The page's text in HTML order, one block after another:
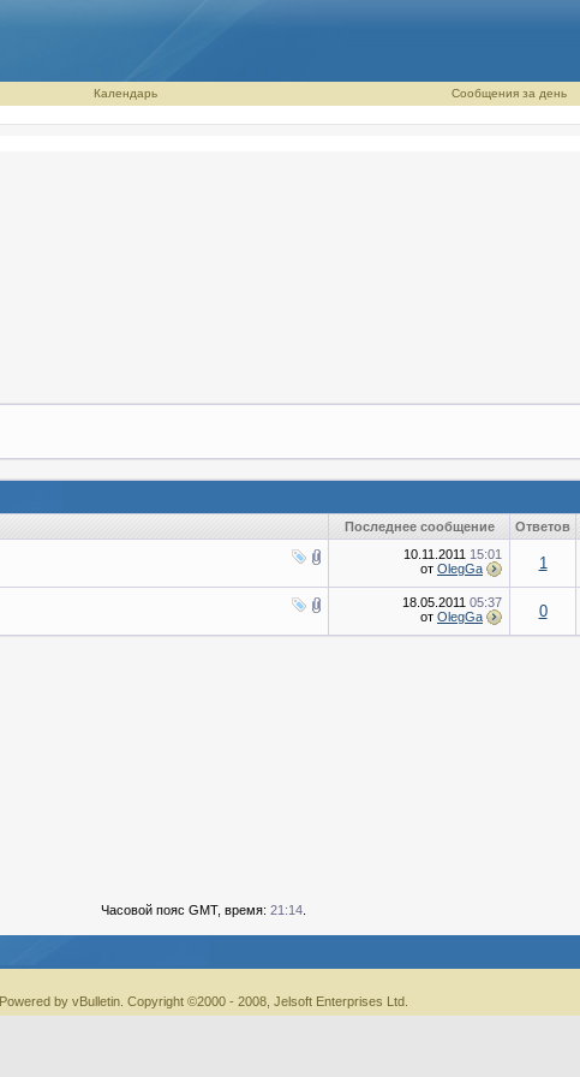
Календарь Сообщения за день
Последнее сообщение Ответов
10.11.2011 15:01
от OlegGa 1
18.05.2011 05:37
от OlegGa 0
Часовой пояс GMT, время: 21:14
Powered by vBulletin. Copyright ©2000 - 2008, Jelsoft Enterprises Ltd.